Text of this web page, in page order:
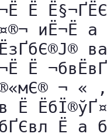
Ё
и­Ё¬Ё а
Ё
¬
Ё
Ё а